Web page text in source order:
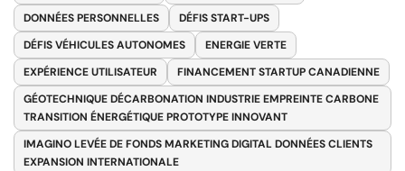
DONNÉES PERSONNELLES
DÉFIS START-UPS
DÉFIS VÉHICULES AUTONOMES
ENERGIE VERTE
EXPÉRIENCE UTILISATEUR
FINANCEMENT STARTUP CANADIENNE
GÉOTECHNIQUE DÉCARBONATION INDUSTRIE EMPREINTE CARBONE
TRANSITION ÉNERGÉTIQUE PROTOTYPE INNOVANT
IMAGINO LEVÉE DE FONDS MARKETING DIGITAL DONNÉES CLIENTS
EXPANSION INTERNATIONALE